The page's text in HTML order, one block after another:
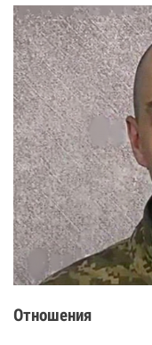
Отношения